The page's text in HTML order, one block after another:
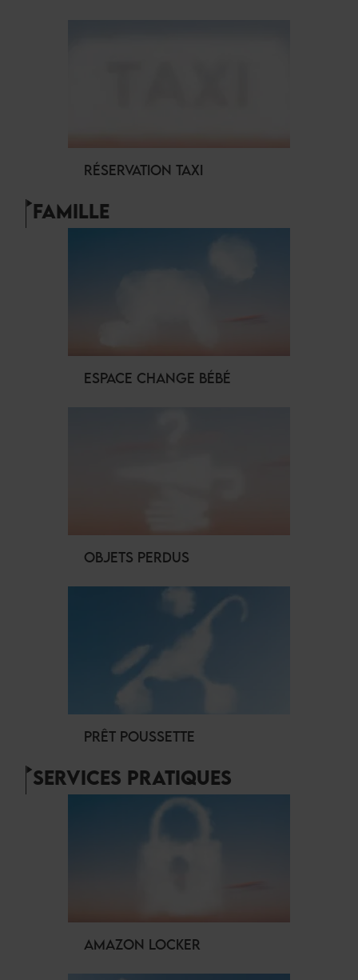
RÉSERVATION TAXI
FAMILLE
ESPACE CHANGE BÉBÉ
OBJETS PERDUS
PRÊT POUSSETTE
SERVICES PRATIQUES
AMAZON LOCKER